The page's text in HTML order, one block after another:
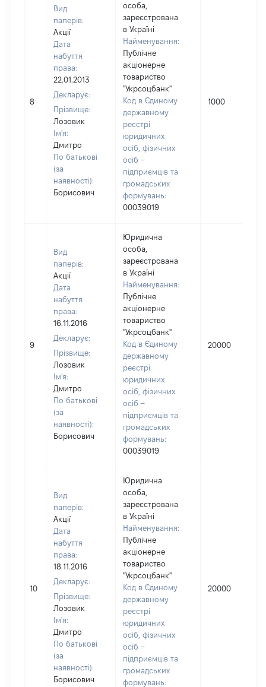
8
Вид
паперів:
Акції
Дата
набуття
права:
22.01.2013
Декларує:
Прізвище:
Лозовик
Ім'я:
Дмитро
По батькові
(за
наявності):
Борисович
особа,
зареєстрована
в Україні
Найменування:
Публічне
акціонерне
товариство
"Укрсоцбанк"
Код в Єдиному
державному
реєстрі
юридичних
осіб, фізичних
осіб –
підприємців та
громадських
формувань:
00039019
1000
9
Вид
паперів:
Акції
Дата
набуття
права:
16.11.2016
Декларує:
Прізвище:
Лозовик
Ім'я:
Дмитро
По батькові
(за
наявності):
Борисович
Юридична
особа,
зареєстрована
в Україні
Найменування:
Публічне
акціонерне
товариство
"Укрсоцбанк"
Код в Єдиному
державному
реєстрі
юридичних
осіб, фізичних
осіб –
підприємців та
громадських
формувань:
00039019
20000
10
Вид
паперів:
Акції
Дата
набуття
права:
18.11.2016
Декларує:
Прізвище:
Лозовик
Ім'я:
Дмитро
По батькові
(за
наявності):
Борисович
Юридична
особа,
зареєстрована
в Україні
Найменування:
Публічне
акціонерне
товариство
"Укрсоцбанк"
Код в Єдиному
державному
реєстрі
юридичних
осіб, фізичних
осіб –
підприємців та
громадських
формувань:
20000